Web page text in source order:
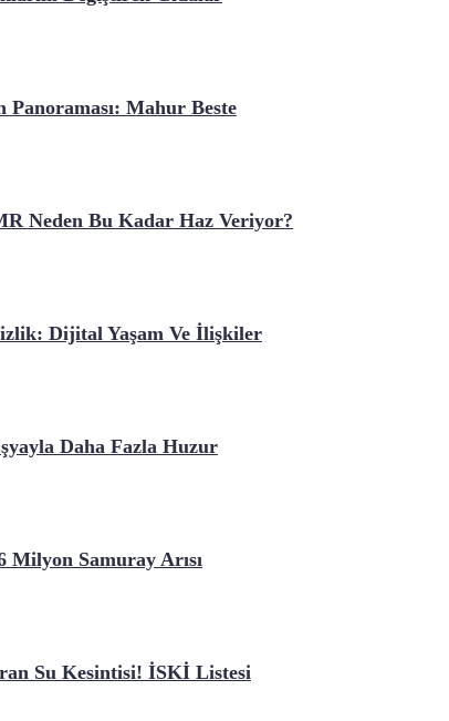
Panoraması: Mahur Beste
Neden Bu Kadar Haz Veriyor?
Dijital Yaşam Ve İlişkiler
Daha Fazla Huzur
Milyon Samuray Arısı
Su Kesintisi! İSKİ Listesi